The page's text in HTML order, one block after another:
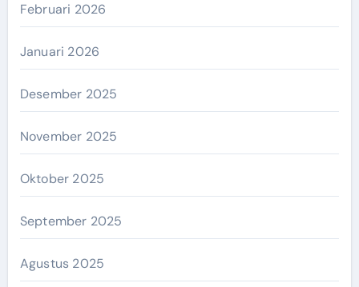
Februari 2026
Januari 2026
Desember 2025
November 2025
Oktober 2025
September 2025
Agustus 2025